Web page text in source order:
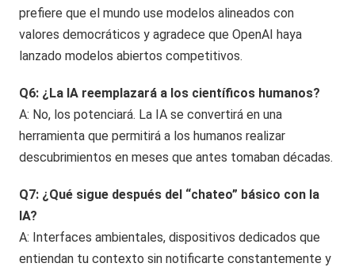
prefiere que el mundo use modelos alineados con
valores democráticos y agradece que OpenAI haya
lanzado modelos abiertos competitivos.
Q6: ¿La IA reemplazará a los científicos humanos?
A: No, los potenciará. La IA se convertirá en una
herramienta que permitirá a los humanos realizar
descubrimientos en meses que antes tomaban décadas.
Q7: ¿Qué sigue después del “chateo” básico con la
IA?
A: Interfaces ambientales, dispositivos dedicados que
entiendan tu contexto sin notificarte constantemente y